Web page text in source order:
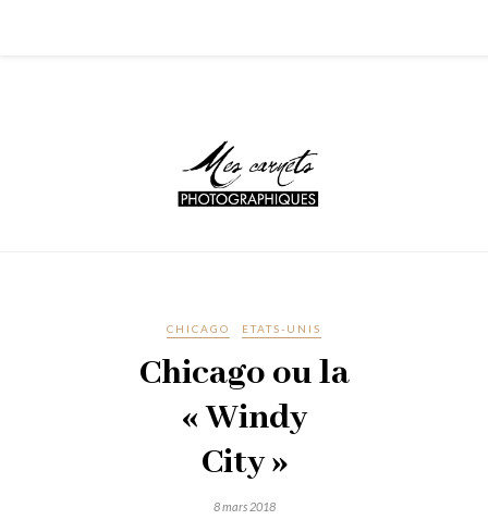
CHICAGO ETATS-UNIS
Chicago ou la
« Windy
City »
8 mars 2018